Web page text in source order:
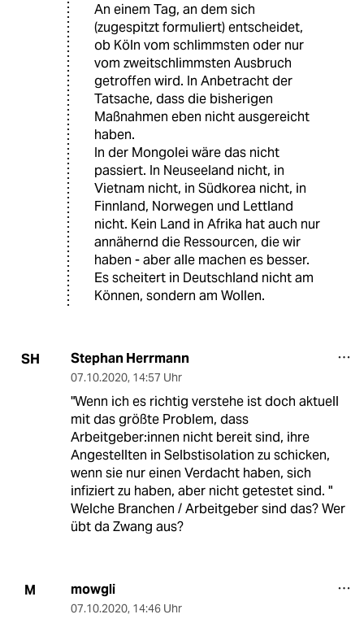
An einem Tag, an dem sich
(zugespitzt formuliert) entscheidet,
ob Köln vom schlimmsten oder nur
vom zweitschlimmsten Ausbruch
getroffen wird. In Anbetracht der
Tatsache, dass die bisherigen
Maßnahmen eben nicht ausgereicht
haben.
In der Mongolei wäre das nicht
passiert. In Neuseeland nicht, in
Vietnam nicht, in Südkorea nicht, in
Finnland, Norwegen und Lettland
nicht. Kein Land in Afrika hat auch nur
annähernd die Ressourcen, die wir
haben - aber alle machen es besser.
Es scheitert in Deutschland nicht am
Können, sondern am Wollen.
SH Stephan Herrmann
07.10.2020, 14:57 Uhr
"Wenn ich es richtig verstehe ist doch aktuell
mit das größte Problem, dass
Arbeitgeber:innen nicht bereit sind, ihre
Angestellten in Selbstisolation zu schicken,
wenn sie nur einen Verdacht haben, sich
infiziert zu haben, aber nicht getestet sind. "
Welche Branchen / Arbeitgeber sind das? Wer
übt da Zwang aus?
M mowgli
07.10.2020, 14:46 Uhr